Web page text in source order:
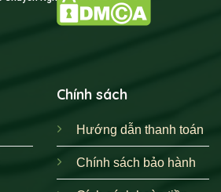
Chính sách
Hướng dẫn thanh toán
Chính sách bảo hành